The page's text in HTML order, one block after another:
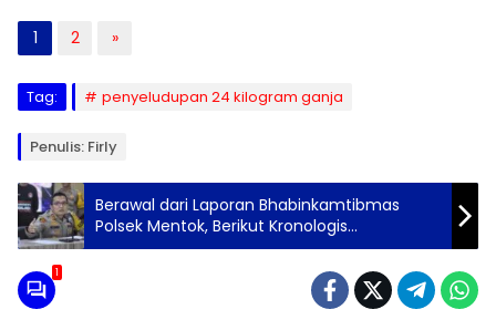
1 2 »
Tag: penyeludupan 24 kilogram ganja
Penulis: Firly
Berawal dari Laporan Bhabinkamtibmas
Polsek Mentok, Berikut Kronologis
Penangkapan Dua Koper Berisi 24 Kilogram
1